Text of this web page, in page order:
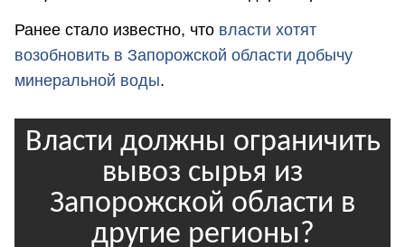
Ранее стало известно, что власти хотят
возобновить в Запорожской области добычу
минеральной воды.